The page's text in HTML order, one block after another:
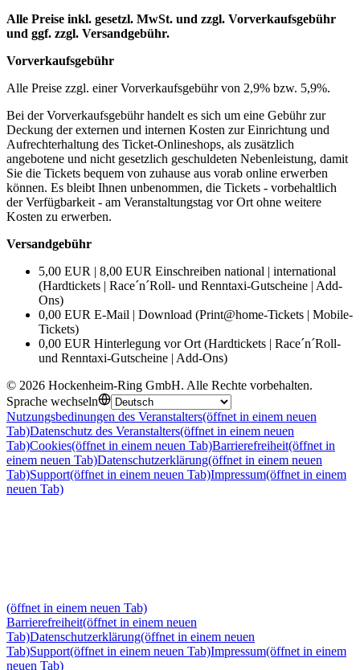
Alle Preise inkl. gesetzl. MwSt. und zzgl. Vorverkaufsgebühr
und ggf. zzgl. Versandgebühr.
Vorverkaufsgebühr
Alle Preise zzgl. einer Vorverkaufsgebühr von 2,9% bzw. 5,9%.
Bei der Vorverkaufsgebühr handelt es sich um eine Gebühr zur
Deckung der externen und internen Kosten zur Einrichtung und
Aufrechterhaltung des Ticket-Onlineshops, als zusätzlich
angebotene und nicht gesetzlich geschuldeten Nebenleistung, damit
Sie die Tickets bequem von zuhause aus vorab online erwerben
können. Es bleibt Ihnen unbenommen, die Tickets - vorbehaltlich
der Verfügbarkeit - am Veranstaltungstag vor Ort ohne weitere
Kosten zu erwerben.
Versandgebühr
5,00 EUR | 8,00 EUR Einschreiben national | international
(Hardtickets | Race´n´Roll- und Renntaxi-Gutscheine | Add-
Ons)
0,00 EUR E-Mail | Download (Print@home-Tickets | Mobile-
Tickets)
0,00 EUR Hinterlegung vor Ort (Hardtickets | Race´n´Roll-
und Renntaxi-Gutscheine | Add-Ons)
© 2026 Hockenheim-Ring GmbH. Alle Rechte vorbehalten.
Sprache wechseln
Nutzungsbedinungen des Veranstalters(öffnet in einem neuen
Tab)Datenschutz des Veranstalters(öffnet in einem neuen
Tab)Cookies(öffnet in einem neuen Tab)Barrierefreiheit(öffnet in
einem neuen Tab)Datenschutzerklärung(öffnet in einem neuen
Tab)Support(öffnet in einem neuen Tab)Impressum(öffnet in einem
neuen Tab)
(öffnet in einem neuen Tab)
Barrierefreiheit(öffnet in einem neuen
Tab)Datenschutzerklärung(öffnet in einem neuen
Tab)Support(öffnet in einem neuen Tab)Impressum(öffnet in einem
neuen Tab)